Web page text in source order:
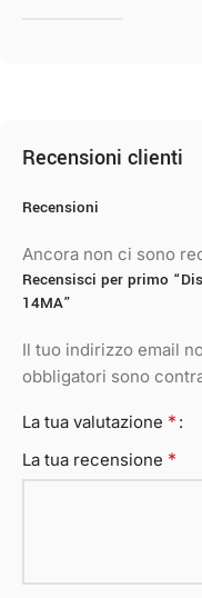
Recensioni clienti
Recensioni
Ancora non ci sono
Recensisci per primo
14MA”
Il tuo indirizzo email
obbligatori sono
La tua valutazione *
La tua recensione *